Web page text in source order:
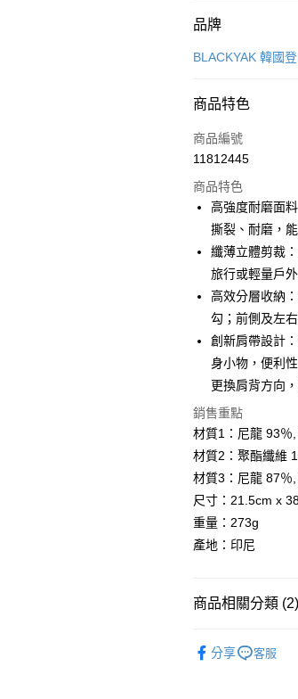
付款方式
信用卡一次付款
Apple Pay
街口支付
悠遊付
Google Pay
全盈+PAY
大哥付你分期
相關說明
【大哥付你分期使
2.付款方式選擇「
流程，驗證手機門
完成交易。
3.實際核准額度、可
4.訂單成立30分鐘
消。如遇「轉專審
無法說明評估內容。
【繳款方式說明】
1.分期款項不併入電
2.透過簡訊連結打開
【注意事項】
款買賣價金債權讓
2.基於同意付款使用
AFTEE先享後付
相關說明
【關於「AFTEE先享
AFTEE先享後付是
便利好安心！
１．簡單：不需註
２．便利：只要手
【「AFTEE先享後
１．於結帳方式選
付」結帳頁面，進
／ATM／網路銀行
先享後付繳納相關費
ATM付款
運送方式
全家取貨付款
每筆NT$60，滿
每筆NT$60，滿
每筆NT$60，滿
品牌
BLACKYAK 韓國
商品特色
商品編號
11812445
商品特色
高強度耐磨面
撕裂、耐磨，
纖薄立體剪裁
旅行或輕量戶外
高效分層收納
勾；前側及左
創新肩帶設計
身小物，便利
更換肩背方向
銷售重點
材質1：尼龍 93％
材質2：聚酯纖維
材質3：尼龍 87％
尺寸：21.5cm x
重量：273g
產地：印尼
商品相關分類 (2)
分享 客服